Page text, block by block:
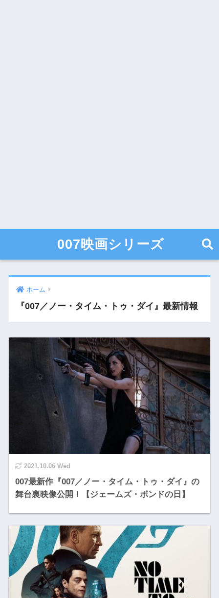
007映画シリーズ
ホーム
『007／ノー・タイム・トゥ・ダイ』最新情報
2021.10.06 Wed
007最新作『007／ノー・タイム・トゥ・ダイ』の
舞台裏映像公開！【ジェームズ・ボンドの日】